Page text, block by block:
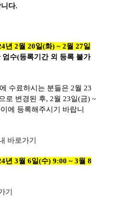
다.
년 2월 20일(화) ~ 2월 27일
수(등록기간 외 등록 불가
수료하시는 분들은 2월 23
로 변경된 후, 2월 23일(금) ~
에 등록해주시기 바랍니
바로가기
년 3월 6일(수) 9:00 ~ 3월 8
기